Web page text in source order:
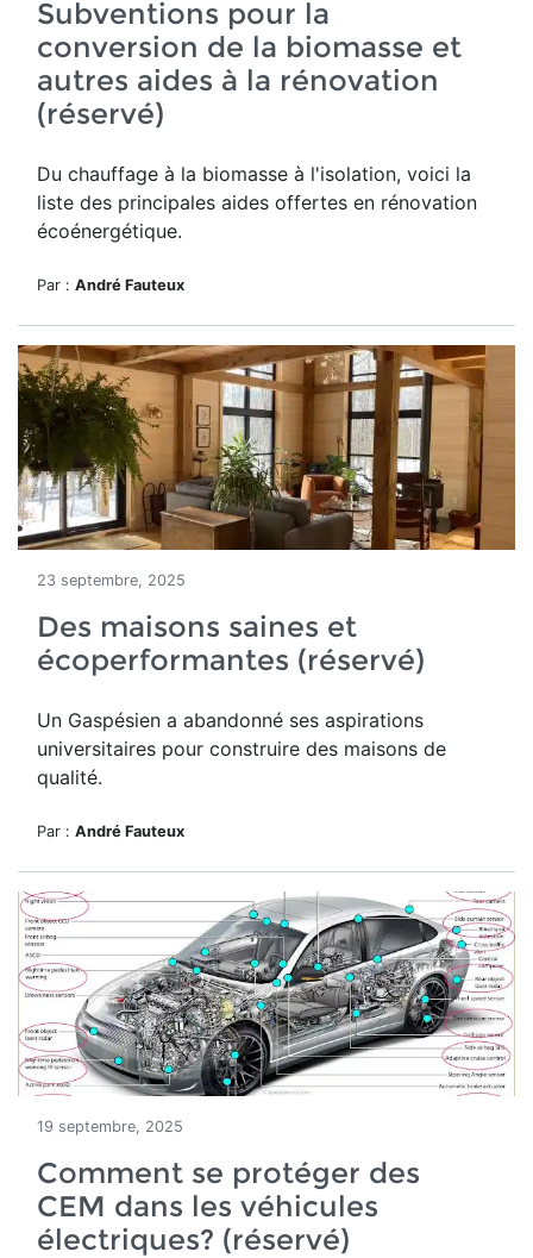
Subventions pour la
conversion de la biomasse et
autres aides à la rénovation
(réservé)
Du chauffage à la biomasse à l'isolation, voici la
liste des principales aides offertes en rénovation
écoénergétique.
Par : André Fauteux
23 septembre, 2025
Des maisons saines et
écoperformantes (réservé)
Un Gaspésien a abandonné ses aspirations
universitaires pour construire des maisons de
qualité.
Par : André Fauteux
19 septembre, 2025
Comment se protéger des
CEM dans les véhicules
électriques? (réservé)